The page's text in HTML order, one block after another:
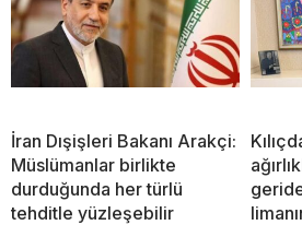
İran Dışişleri Bakanı Arakçi:
Müslümanlar birlikte
durduğunda her türlü
tehditle yüzleşebilir